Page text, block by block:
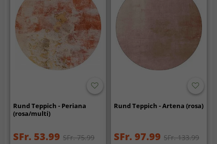
Rund Teppich - Periana
(rosa/multi)
SFr. 53.99 SFr. 75.99
Rund Teppich - Artena (rosa)
SFr. 97.99 SFr. 133.99